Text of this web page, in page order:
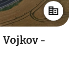
Vojkov -